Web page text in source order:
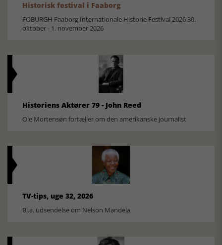
Historisk festival i Faaborg
FOBURGH Faaborg Internationale Historie Festival 2026 30.
oktober - 1. november 2026
Historiens Aktører 79 - John Reed
Ole Mortensøn fortæller om den amerikanske journalist
TV-tips, uge 32, 2026
Bl.a. udsendelse om Nelson Mandela